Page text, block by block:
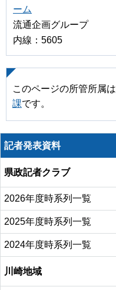
ーム
流通企画グループ
内線：5605
このページの所管所属は
課です。
記者発表資料
県政記者クラブ
2026年度時系列一覧
2025年度時系列一覧
2024年度時系列一覧
川崎地域